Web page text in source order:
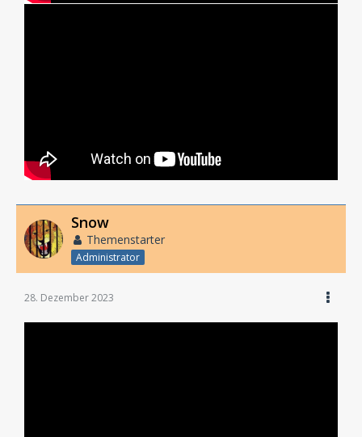
Snow
Themenstarter
Administrator
28. Dezember 2023